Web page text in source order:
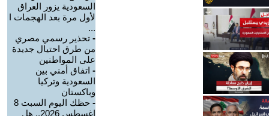
السعودية يزور العراق
لأول مرة بعد الهجمات ا
...
- تحذير رسمي مصري
من طرق احتيال جديدة
على المواطنين
- اتفاق أمني بين
السعودية وتركيا
وباكستان
-
حظك اليوم السبت 8
اغسطس 2026.. هل